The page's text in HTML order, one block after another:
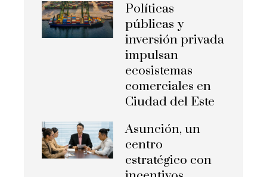
Políticas
públicas y
inversión privada
impulsan
ecosistemas
comerciales en
Ciudad del Este
Asunción, un
centro
estratégico con